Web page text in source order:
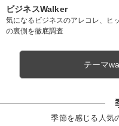
ビジネスWalker
気になるビジネスのアレコレ、ヒ
の裏側を徹底調査
テーマ
季節を感じる人気